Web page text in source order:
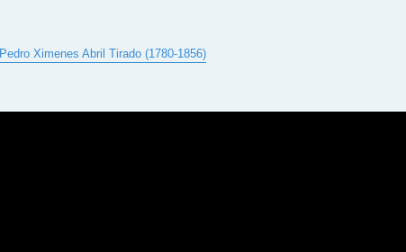
Pedro Ximenes Abril Tirado (1780-1856)